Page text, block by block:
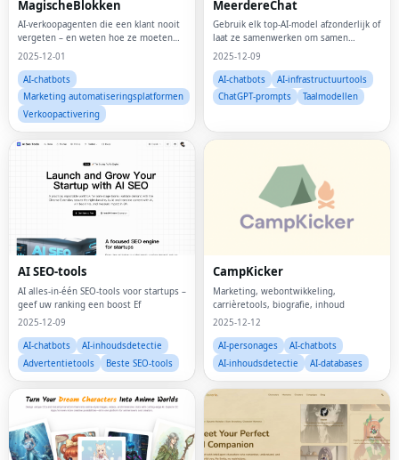
MagischeBlokken
AI-verkoopagenten die een klant nooit
vergeten – en weten hoe ze moeten
verkopen
2025-12-01
AI-chatbots
Marketing automatiseringsplatformen
Verkoopactivering
MeerdereChat
Gebruik elk top-AI-model afzonderlijk of
laat ze samenwerken om samen
antwoorden te ontwikkelen.
2025-12-09
AI-chatbots
AI-infrastructuurtools
ChatGPT-prompts
Taalmodellen
AI SEO-tools
AI alles-in-één SEO-tools voor startups –
geef uw ranking een boost Ef
2025-12-09
AI-chatbots
AI-inhoudsdetectie
Advertentietools
Beste SEO-tools
CampKicker
Marketing, webontwikkeling,
carrièretools, biografie, inhoud
2025-12-12
AI-personages
AI-chatbots
AI-inhoudsdetectie
AI-databases